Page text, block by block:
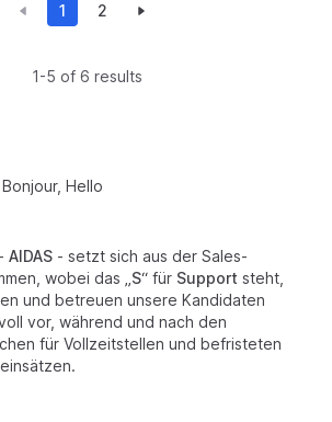
1 2
1-5 of 6 results
Hello
AIDAS - setzt sich aus der Sales-
wobei das „ S“ für Support steht,
und betreuen unsere Kandidaten
vor, während und nach den
für Vollzeitstellen und befristeten